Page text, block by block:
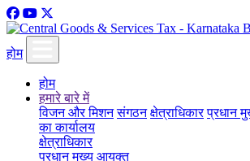
होम
होम
हमारे बारे में
विजन और मिशन संगठन क्षेत्राधिकार प्रधान
का कार्यालय
क्षेत्राधिकार
प्रधान मुख्य आयुक्त